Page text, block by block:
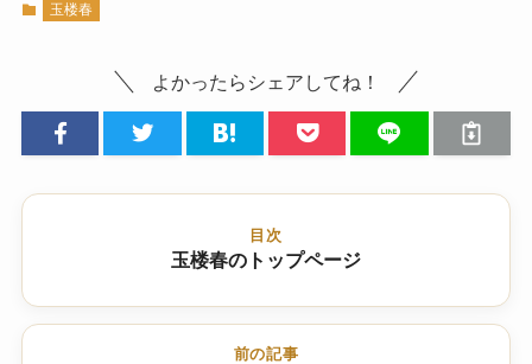
玉楼春
よかったらシェアしてね！
目次
玉楼春のトップページ
前の記事